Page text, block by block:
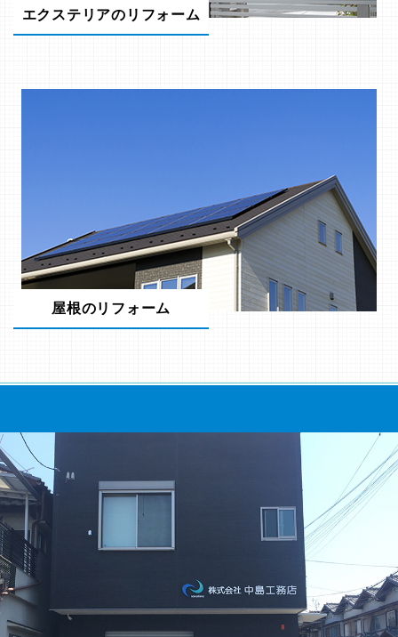
エクステリアのリフォーム
屋根のリフォーム